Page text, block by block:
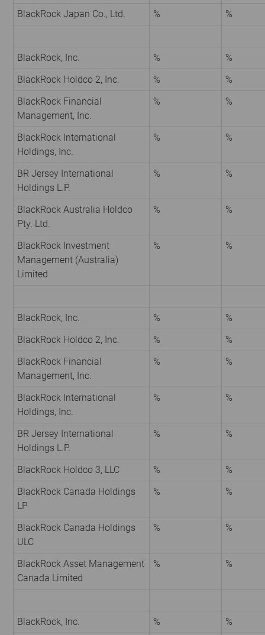
BlackRock Japan Co., Ltd.
% %
BlackRock, Inc. %
%
BlackRock Holdco 2, Inc.
%
%
BlackRock Financial
Management, Inc.
% %
BlackRock International
Holdings, Inc.
% %
BR Jersey International
Holdings L.P.
% %
BlackRock Australia Holdco
Pty. Ltd.
% %
BlackRock Investment
Management (Australia)
Limited
% %
BlackRock, Inc. %
%
BlackRock Holdco 2, Inc.
%
%
BlackRock Financial
Management, Inc.
% %
BlackRock International
Holdings, Inc.
% %
BR Jersey International
Holdings L.P.
% %
BlackRock Holdco 3, LLC %
%
BlackRock Canada Holdings
LP
% %
BlackRock Canada Holdings
ULC
% %
BlackRock Asset Management
Canada Limited
% %
BlackRock, Inc. % %